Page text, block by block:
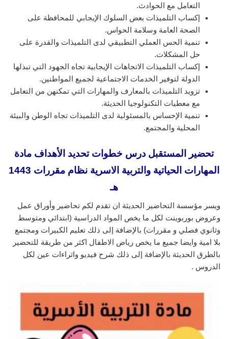
التعامل مع الحوادث.
إكساب التلميذات بعض السلوك الإيجابي للمحافظة على
الصحة العامة وسلامة الحواس.
تنمية الحس العملي التطبيقي لدى التلميذات والقدرة على
حل المشكلات.
إكساب التلميذات الاتجاهات الإيجابية تجاه الجهود التي تبذلها
الدولة لتوفير الخدمات الاجتماعية لجميع المواطنين.
تزويد التلميذات بالمعارف والمهارات التي تمكنهن من التعامل
مع معطيات التكنولوجيا الحديثة.
تنمية الإحساس بالمسئولية لدى التلميذات تجاه الوطن والبيئة
المحلية والمجتمع.
تحضير المستقبل درس خطوات تحديد الأهداف مادة
المهارات الحياتية والتربية الاسرية نظام مقررات 1443
هـ
ويسر مؤسسة التحاضير الحديثة ان تقدم لكم تحاضير وأوراق عمل
وعروض بوربوينت لكل ما يخص المواد الدراسية (ابتدائي ومتوسط
وثانوي فصلي و مقررات) بالإضافة إلى ذلك تعليم الكبيرات ومجتمع
بلا امية وايضا جميع ما يخص رياض الاطفال اكثر من طريقة للتحضير
بالطرق الحديثة بالإضافة إلى ذلك شرح فيديو واثراءات عين لكل
الدروس .